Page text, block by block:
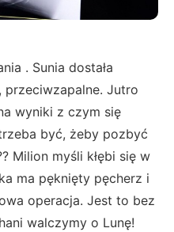
. Sunia dostała
Jutro
wyniki z czym się
być, żeby pozbyć
Milion myśli kłębi się w
ma pęknięty pęcherz i
operacja. Jest to bez
walczymy o Lunę!